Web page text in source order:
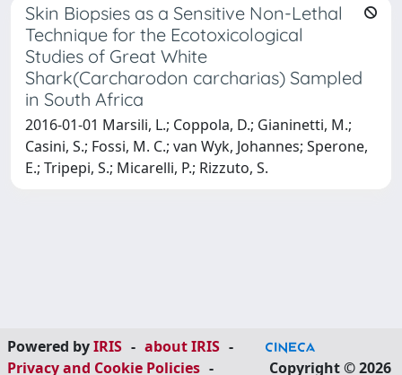
Skin Biopsies as a Sensitive Non-Lethal
Technique for the Ecotoxicological
Studies of Great White
Shark(Carcharodon carcharias) Sampled
in South Africa
2016-01-01 Marsili, L.; Coppola, D.; Gianinetti, M.;
Casini, S.; Fossi, M. C.; van Wyk, Johannes; Sperone,
E.; Tripepi, S.; Micarelli, P.; Rizzuto, S.
Powered byIRIS - about IRIS -
Privacy and Cookie Policies - Copyright © 2026